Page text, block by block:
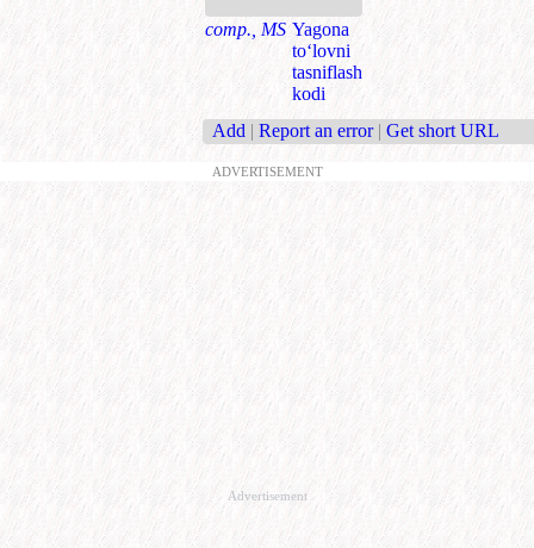
comp., MS Yagona
to‘lovni
tasniflash
kodi
Add | Report an error | Get short URL
ADVERTISEMENT
Advertisement